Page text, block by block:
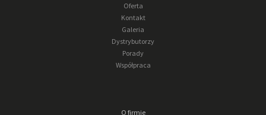
Oferta
Kontakt
Galeria
Dystrybutorzy
Porady
Współpraca
O firmie